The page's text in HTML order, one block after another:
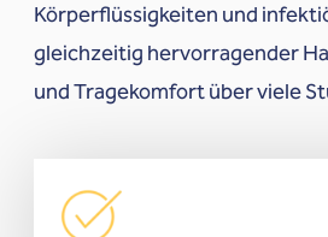
Körperflüssigkeiten und
gleichzeitig hervorragender
und Tragekomfort über viele